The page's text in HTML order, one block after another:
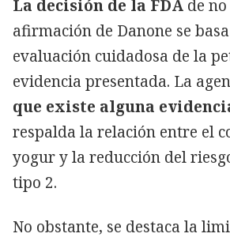
La decisión de la FDA de
afirmación de Danone se
evaluación cuidadosa de la
evidencia presentada. La
que existe alguna
respalda la relación entre el
yogur y la reducción del
tipo 2.
No obstante, se destaca la